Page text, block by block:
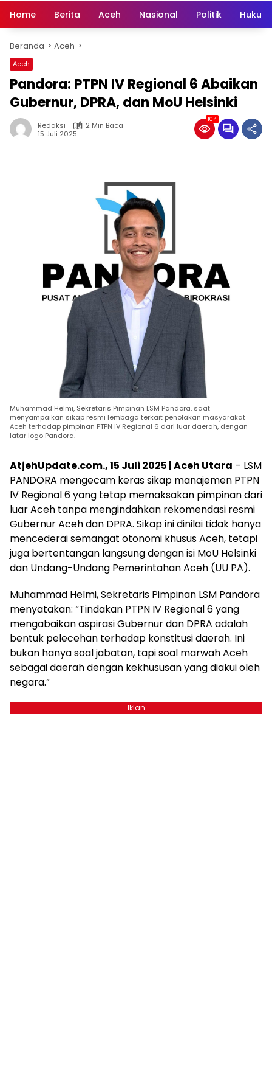
Home Berita Aceh Nasional Politik
Beranda Aceh
Aceh
Pandora: PTPN IV Regional 6 Abaikan
Gubernur, DPRA, dan MoU Helsinki
Redaksi
2 Min Baca
15 Juli 2025
104
Muhammad Helmi, Sekretaris Pimpinan LSM Pandora, saat
menyampaikan sikap resmi lembaga terkait penolakan masyarakat
Aceh terhadap pimpinan PTPN IV Regional 6 dari luar daerah, dengan
latar logo Pandora.
AtjehUpdate.com., 15 Juli 2025 | Aceh Utara – LSM
PANDORA mengecam keras sikap manajemen PTPN
IV Regional 6 yang tetap memaksakan pimpinan dari
luar Aceh tanpa mengindahkan rekomendasi resmi
Gubernur Aceh dan DPRA. Sikap ini dinilai tidak hanya
mencederai semangat otonomi khusus Aceh, tetapi
juga bertentangan langsung dengan isi MoU Helsinki
dan Undang-Undang Pemerintahan Aceh (UU PA).
Muhammad Helmi, Sekretaris Pimpinan LSM Pandora
menyatakan: “Tindakan PTPN IV Regional 6 yang
mengabaikan aspirasi Gubernur dan DPRA adalah
bentuk pelecehan terhadap konstitusi daerah. Ini
bukan hanya soal jabatan, tapi soal marwah Aceh
sebagai daerah dengan kekhususan yang diakui oleh
negara.”
Iklan